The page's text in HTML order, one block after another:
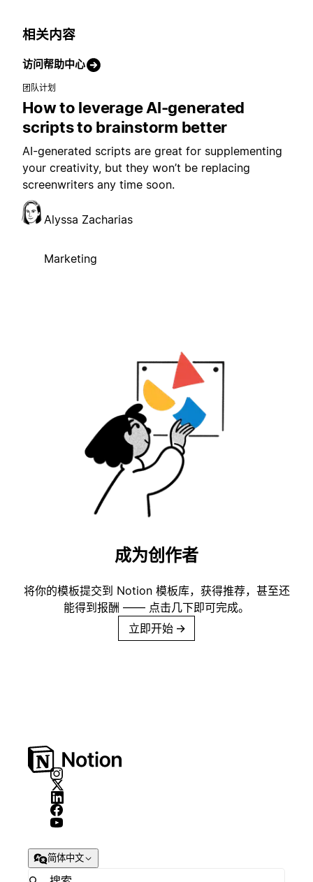
相关内容
访问帮助中心
团队计划
How to leverage AI-generated
scripts to brainstorm better
AI-generated scripts are great for supplementing
your creativity, but they won’t be replacing
screenwriters any time soon.
Alyssa Zacharias
Marketing
成为创作者
将你的模板提交到 Notion 模板库，获得推荐，甚至还
能得到报酬 —— 点击几下即可完成。
立即开始 →
简体中文